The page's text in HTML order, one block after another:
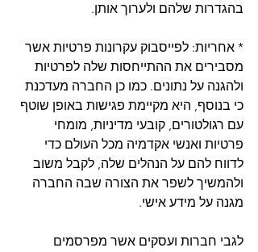
בהגדרות שלהם ולערוך אותן.
* אחריות: לפייסבוק עקרונות פרטיות אשר
מסבירים את ההתייחסות שלה לפרטיות
ולהגנה על נתונים. כמו כן החברה מעדכנת
כי בנוסף, היא מקיימת פגישות באופן שוטף
עם רגולטורים, קובעי מדיניות, מומחי
פרטיות ואנשי אקדמיה מכל העולם כדי
לדווח להם על הנהלים שלה, לקבל משוב
ולהמשיך לשפר את הצורה שבה החברה
מגנה על מידע אישי.
לגבי חברות ועסקים אשר מפרסמים